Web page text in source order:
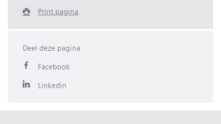
Print pagina
Deel deze pagina
Facebook
Linkedin